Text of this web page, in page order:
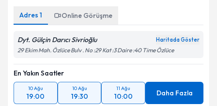
Adres 1 Online Görüşme
Dyt. Gülçin Darıcı Sivrioğlu Haritada Göster
29 Ekim Mah. Özlüce Bulv . No :29 Kat :3 Daire :40 Time Özlüce
En Yakın Saatler
10 Ağu
19:00
10 Ağu
19:30
11 Ağu
10:00 Daha Fazla